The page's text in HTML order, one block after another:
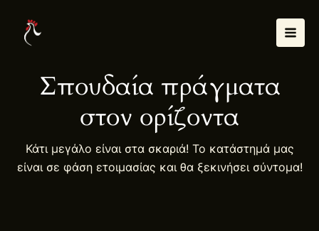
περιεχόμενο
Σπουδαία πράγματα
στον ορίζοντα
Κάτι μεγάλο είναι στα σκαριά! Το κατάστημά μας
είναι σε φάση ετοιμασίας και θα ξεκινήσει σύντομα!